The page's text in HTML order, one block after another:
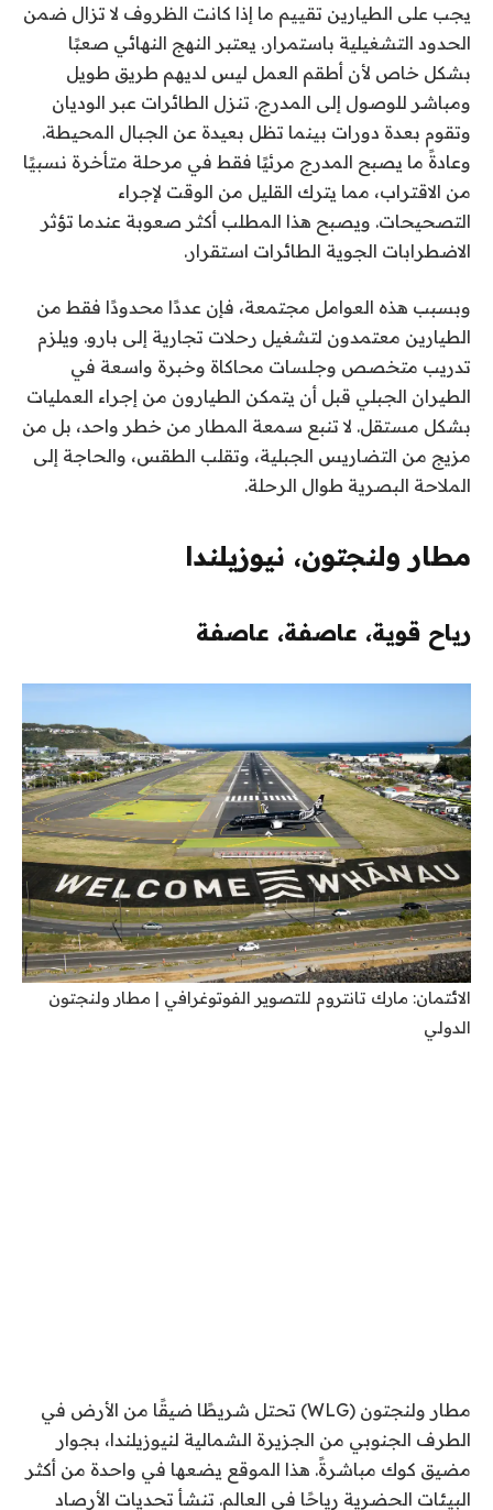
يجب على الطيارين تقييم ما إذا كانت الظروف لا تزال ضمن
الحدود التشغيلية باستمرار. يعتبر النهج النهائي صعبًا
بشكل خاص لأن أطقم العمل ليس لديهم طريق طويل
ومباشر للوصول إلى المدرج. تنزل الطائرات عبر الوديان
وتقوم بعدة دورات بينما تظل بعيدة عن الجبال المحيطة.
وعادةً ما يصبح المدرج مرئيًا فقط في مرحلة متأخرة نسبيًا
من الاقتراب، مما يترك القليل من الوقت لإجراء
التصحيحات. ويصبح هذا المطلب أكثر صعوبة عندما تؤثر
الاضطرابات الجوية الطائرات استقرار.
وبسبب هذه العوامل مجتمعة، فإن عددًا محدودًا فقط من
الطيارين معتمدون لتشغيل رحلات تجارية إلى بارو. ويلزم
تدريب متخصص وجلسات محاكاة وخبرة واسعة في
الطيران الجبلي قبل أن يتمكن الطيارون من إجراء العمليات
بشكل مستقل. لا تنبع سمعة المطار من خطر واحد، بل من
مزيج من التضاريس الجبلية، وتقلب الطقس، والحاجة إلى
الملاحة البصرية طوال الرحلة.
مطار ولنجتون، نيوزيلندا
رياح قوية، عاصفة، عاصفة
الائتمان: مارك تانتروم للتصوير الفوتوغرافي | مطار ولنجتون
الدولي
مطار ولنجتون
(WLG) تحتل شريطًا ضيقًا من الأرض في
الطرف الجنوبي من الجزيرة الشمالية لنيوزيلندا، بجوار
مضيق كوك مباشرةً. هذا الموقع يضعها في واحدة من أكثر
البيئات الحضرية رياحًا في العالم. تنشأ تحديات الأرصاد